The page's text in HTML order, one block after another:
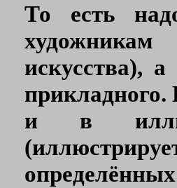
То есть
искусства),
и в